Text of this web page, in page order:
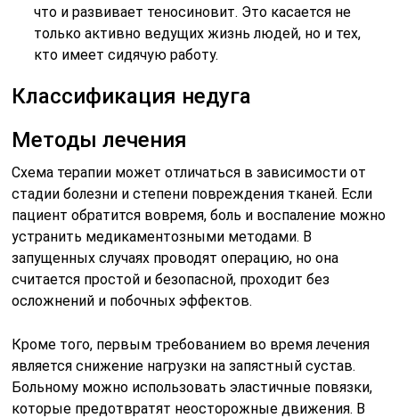
что и развивает теносиновит. Это касается не
только активно ведущих жизнь людей, но и тех,
кто имеет сидячую работу.
Классификация недуга
Методы лечения
Схема терапии может отличаться в зависимости от
стадии болезни и степени повреждения тканей. Если
пациент обратится вовремя, боль и воспаление можно
устранить медикаментозными методами. В
запущенных случаях проводят операцию, но она
считается простой и безопасной, проходит без
осложнений и побочных эффектов.
Кроме того, первым требованием во время лечения
является снижение нагрузки на запястный сустав.
Больному можно использовать эластичные повязки,
которые предотвратят неосторожные движения. В